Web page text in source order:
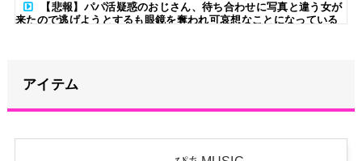
【悲報】パパ活疑惑のおじさん、待ち合わせに写真と違う女が
来たので逃げようとするも眼鏡を奪われ可哀想なことになっている
【朗報】AKB48 ロッテとコラボ決定！！ NEW!
アイテム